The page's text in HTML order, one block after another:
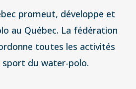
promeut, développe et
au Québec. La fédération
toutes les activités
sport du water-polo.